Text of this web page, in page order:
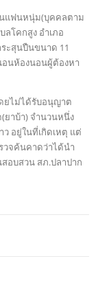
นแฟนหนุ่ม(บุคคลตาม
โคกสูง อำเภอ
ะสุนปืนขนาด 11
นห้องนอนผู้ต้องหา
ยไม่ได้รับอนุญาต
ยาบ้า) จำนวนหนึ่ง
อยู่ในที่เกิดเหตุ แต่
จค้นคาดว่าได้นำ
อบสวน สภ.ปลาปาก